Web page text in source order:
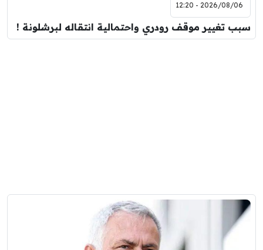
2026/08/06 - 12:20
سبب تغيير موقف رودري واحتمالية انتقاله لبرشلونة !